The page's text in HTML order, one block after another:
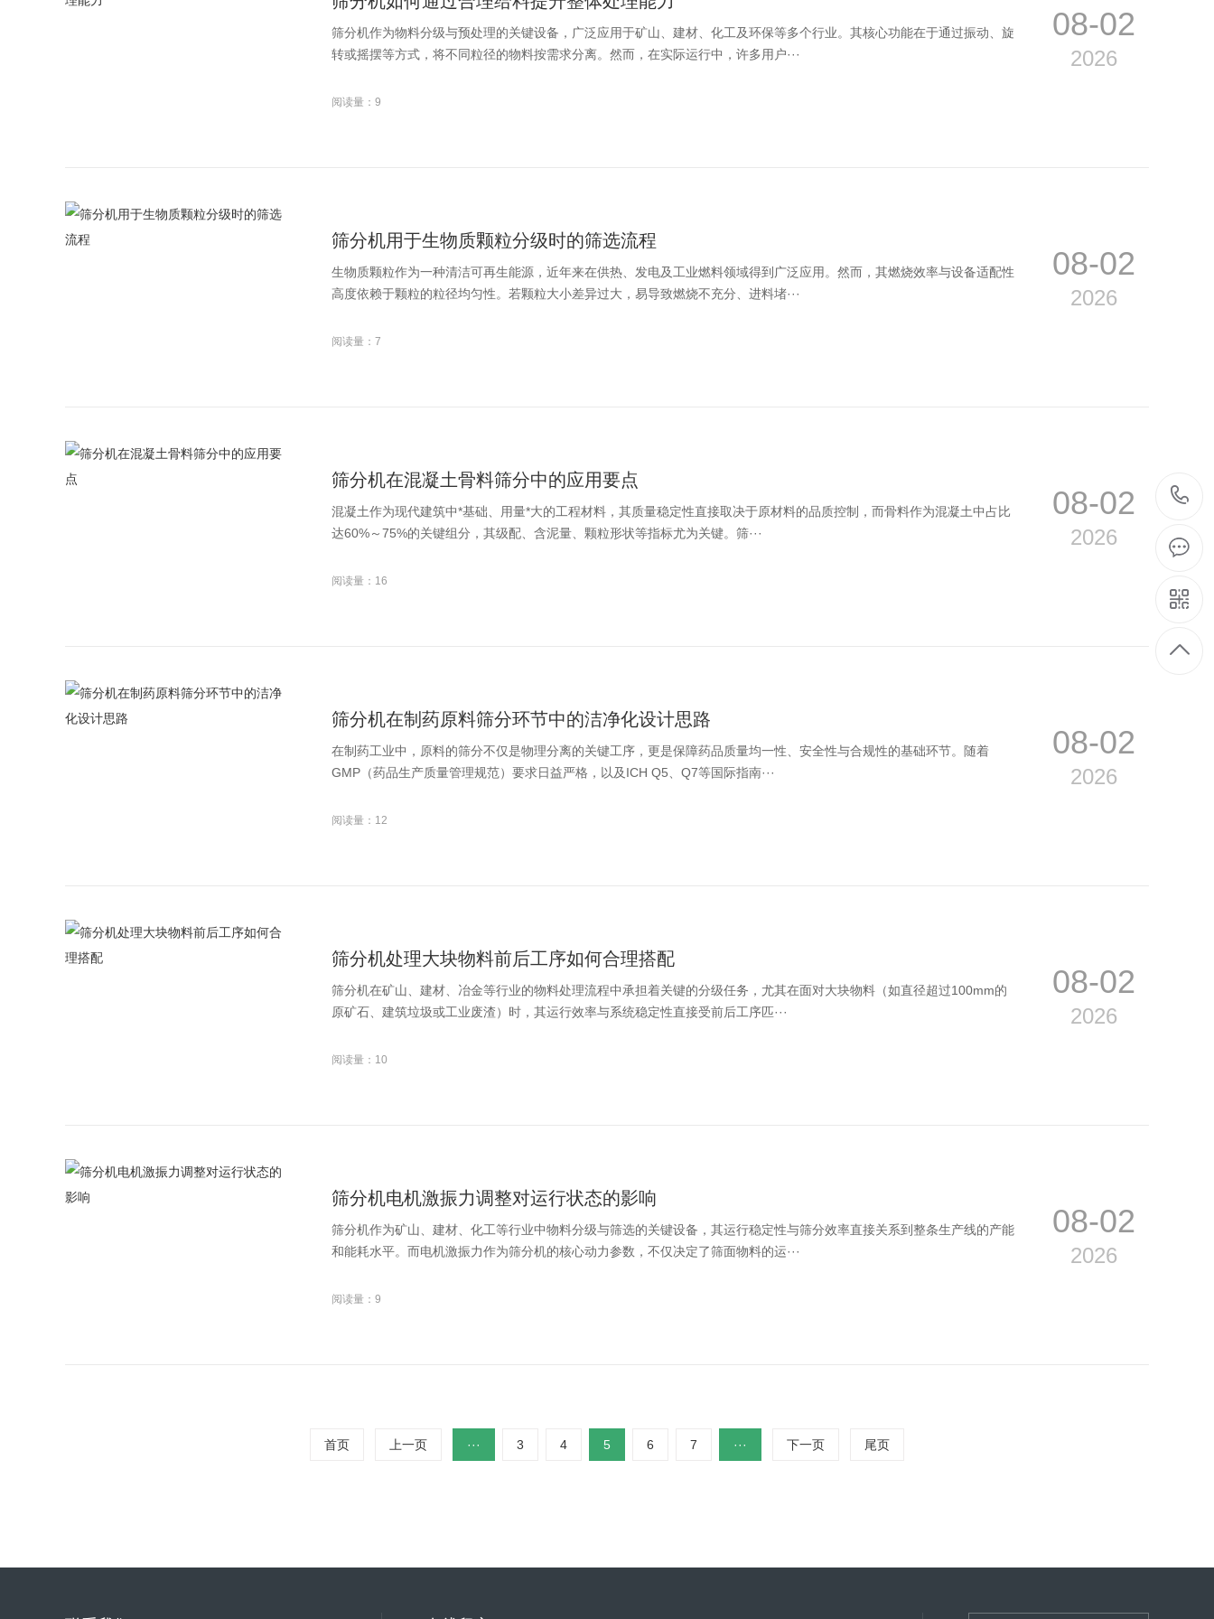
筛分机作为物料分级与预处理的关键设备，广泛应用于矿山、建材、化工及环保等多个行业。其核心功能在于通过振动、旋
转或摇摆等方式，将不同粒径的物料按需求分离。然而，在实际运行中，许多用户···
阅读量：9
08-02
2026
筛分机用于生物质颗粒分级时的筛选流程
生物质颗粒作为一种清洁可再生能源，近年来在供热、发电及工业燃料领域得到广泛应用。然而，其燃烧效率与设备适配性
高度依赖于颗粒的粒径均匀性。若颗粒大小差异过大，易导致燃烧不充分、进料堵···
阅读量：7
08-02
2026
筛分机在混凝土骨料筛分中的应用要点
混凝土作为现代建筑中*基础、用量*大的工程材料，其质量稳定性直接取决于原材料的品质控制，而骨料作为混凝土中占比
达60%～75%的关键组分，其级配、含泥量、颗粒形状等指标尤为关键。筛···
阅读量：16
08-02
2026
筛分机在制药原料筛分环节中的洁净化设计思路
在制药工业中，原料的筛分不仅是物理分离的关键工序，更是保障药品质量均一性、安全性与合规性的基础环节。随着
GMP（药品生产质量管理规范）要求日益严格，以及ICH Q5、Q7等国际指南···
阅读量：12
08-02
2026
筛分机处理大块物料前后工序如何合理搭配
筛分机在矿山、建材、冶金等行业的物料处理流程中承担着关键的分级任务，尤其在面对大块物料（如直径超过100mm的
原矿石、建筑垃圾或工业废渣）时，其运行效率与系统稳定性直接受前后工序匹···
阅读量：10
08-02
2026
筛分机电机激振力调整对运行状态的影响
筛分机作为矿山、建材、化工等行业中物料分级与筛选的关键设备，其运行稳定性与筛分效率直接关系到整条生产线的产能
和能耗水平。而电机激振力作为筛分机的核心动力参数，不仅决定了筛面物料的运···
阅读量：9
08-02
2026
首页 上一页 ··· 3 4 5 6 7 ··· 下一页 尾页